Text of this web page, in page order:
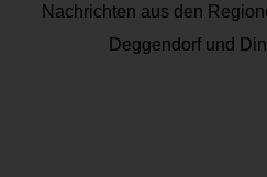
Nachrichten aus den
Deggendorf und